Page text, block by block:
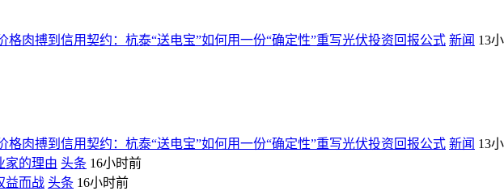
格肉搏到信用契约：杭泰“送电宝”如何用一份“确定性”重写光伏投资回报公式 新闻 13
格肉搏到信用契约：杭泰“送电宝”如何用一份“确定性”重写光伏投资回报公式 新闻 13
家的理由 头条 16小时前
益而战 头条 16小时前